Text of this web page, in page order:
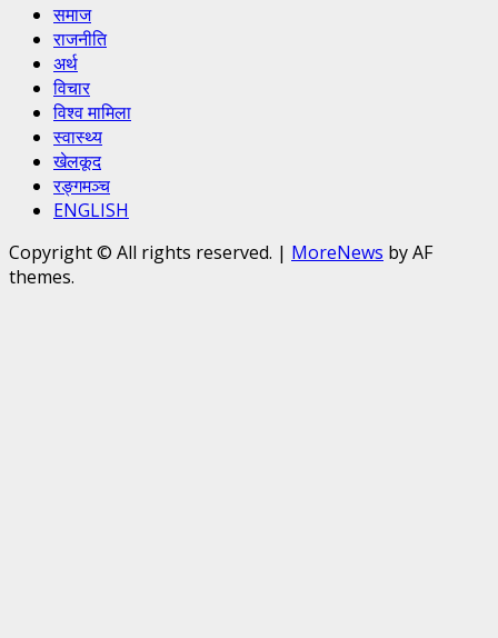
समाज
राजनीति
अर्थ
विचार
विश्व मामिला
स्वास्थ्य
खेलकूद
रङ्गमञ्च
ENGLISH
Copyright © All rights reserved. | MoreNews by AF
themes.